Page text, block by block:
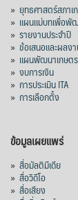
สภาเ
2 days
คณะรัฐมนตรี
คลองวังโตน
ผลสำเร็จกา
เมื่อวันที่ 5 สิ
อนุมัติโครงก
จังหวัดจันทบุรี
กำหนดระยะเ
» ยุทธศาสตร์สภา
» แผนแม่บทเพื่อพั
» รายงานประจำปี
» ข้อเสนอและผลง
» แผนพัฒนาเกษต
» งบการเงิน
» การประเมิน ITA
» การเลือกตั้ง
ข้อมูลเผยแพร่
» สื่อมัลติมีเดีย
» สื่อวิดีโอ
» สื่อเสียง